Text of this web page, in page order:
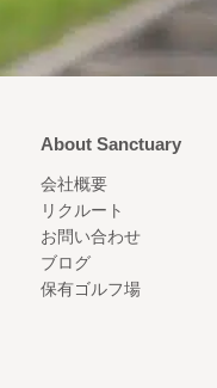
About Sanctuary
会社概要
リクルート
お問い合わせ
ブログ
保有ゴルフ場